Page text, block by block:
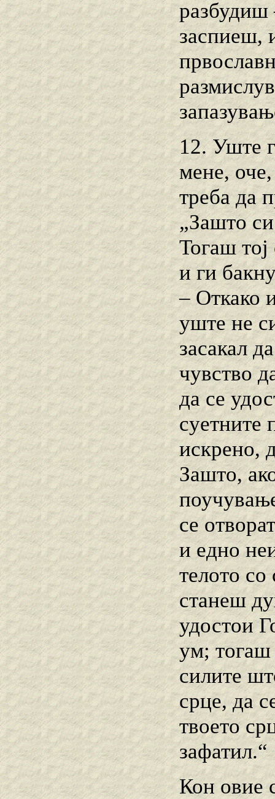
разбудиш
заспиеш,
12. Уште
мене,
треба да
„Зашто
Тогаш
и ги
– Откако
уште не
засакал
чувство
да се
суетните
искрено,
Зашто,
се
и едно
телото
станеш
удостои
ум; тогаш
силите
срце, да
твоето
зафатил.“
Кон овие